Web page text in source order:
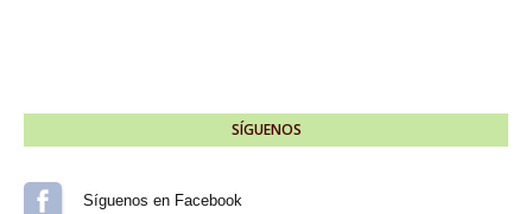
SÍGUENOS
Síguenos en Facebook